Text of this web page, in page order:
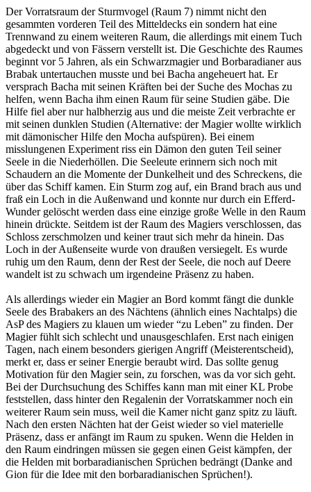
Der Vorratsraum der Sturmvogel (Raum 7) nimmt nicht den
gesammten vorderen Teil des Mitteldecks ein sondern hat eine
Trennwand zu einem weiteren Raum, die allerdings mit einem Tuch
abgedeckt und von Fässern verstellt ist. Die Geschichte des Raumes
beginnt vor 5 Jahren, als ein Schwarzmagier und Borbaradianer aus
Brabak untertauchen musste und bei Bacha angeheuert hat. Er
versprach Bacha mit seinen Kräften bei der Suche des Mochas zu
helfen, wenn Bacha ihm einen Raum für seine Studien gäbe. Die
Hilfe fiel aber nur halbherzig aus und die meiste Zeit verbrachte er
mit seinen dunklen Studien (Alternative: der Magier wollte wirklich
mit dämonischer Hilfe den Mocha aufspüren). Bei einem
misslungenen Experiment riss ein Dämon den guten Teil seiner
Seele in die Niederhöllen. Die Seeleute erinnern sich noch mit
Schaudern an die Momente der Dunkelheit und des Schreckens, die
über das Schiff kamen. Ein Sturm zog auf, ein Brand brach aus und
fraß ein Loch in die Außenwand und konnte nur durch ein Efferd-
Wunder gelöscht werden dass eine einzige große Welle in den Raum
hinein drückte. Seitdem ist der Raum des Magiers verschlossen, das
Schloss zerschmolzen und keiner traut sich mehr da hinein. Das
Loch in der Außenseite wurde von draußen versiegelt. Es wurde
ruhig um den Raum, denn der Rest der Seele, die noch auf Deere
wandelt ist zu schwach um irgendeine Präsenz zu haben.
Als allerdings wieder ein Magier an Bord kommt fängt die dunkle
Seele des Brabakers an des Nächtens (ähnlich eines Nachtalps) die
AsP des Magiers zu klauen um wieder “zu Leben” zu finden. Der
Magier fühlt sich schlecht und unausgeschlafen. Erst nach einigen
Tagen, nach einem besonders gierigen Angriff (Meisterentscheid),
merkt er, dass er seiner Energie beraubt wird. Das sollte genug
Motivation für den Magier sein, zu forschen, was da vor sich geht.
Bei der Durchsuchung des Schiffes kann man mit einer KL Probe
feststellen, dass hinter den Regalenin der Vorratskammer noch ein
weiterer Raum sein muss, weil die Kamer nicht ganz spitz zu läuft.
Nach den ersten Nächten hat der Geist wieder so viel materielle
Präsenz, dass er anfängt im Raum zu spuken. Wenn die Helden in
den Raum eindringen müssen sie gegen einen Geist kämpfen, der
die Helden mit borbaradianischen Sprüchen bedrängt (Danke and
Gion für die Idee mit den borbaradianischen Sprüchen!).